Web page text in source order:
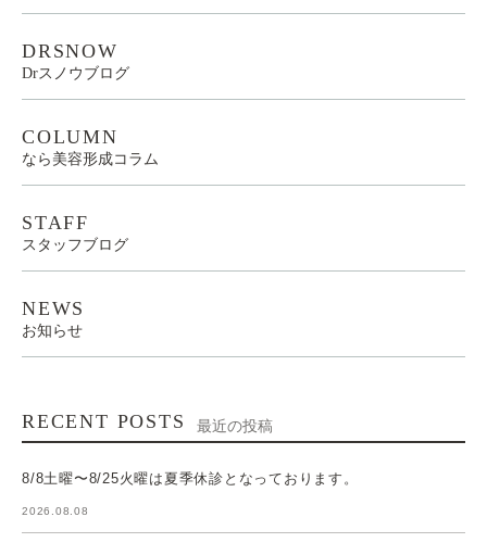
DRSNOW
Drスノウブログ
COLUMN
なら美容形成コラム
STAFF
スタッフブログ
NEWS
お知らせ
RECENT POSTS 最近の投稿
8/8土曜〜8/25火曜は夏季休診となっております。
2026.08.08